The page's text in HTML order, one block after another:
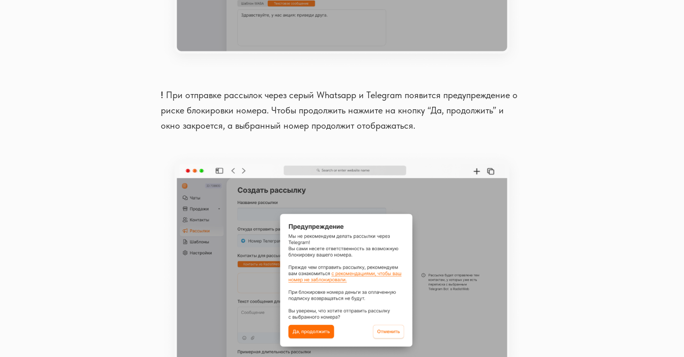
! При отправке рассылок через серый Whatsapp и Telegram появится предупреждение о
риске блокировки номера. Чтобы продолжить нажмите на кнопку “Да, продолжить” и
окно закроется, а выбранный номер продолжит отображаться.